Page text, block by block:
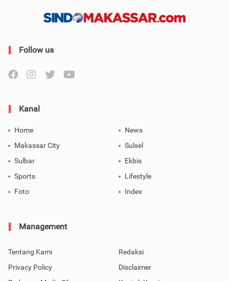
Follow us
Kanal
Home
News
Makassar City
Sulsel
Sulbar
Ekbis
Sports
Lifestyle
Foto
Index
Management
Tentang Kami
Redaksi
Privacy Policy
Disclaimer